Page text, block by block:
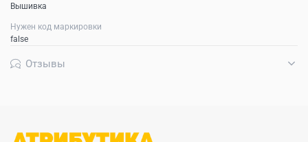
Вышивка
Нужен код маркировки
false
Отзывы